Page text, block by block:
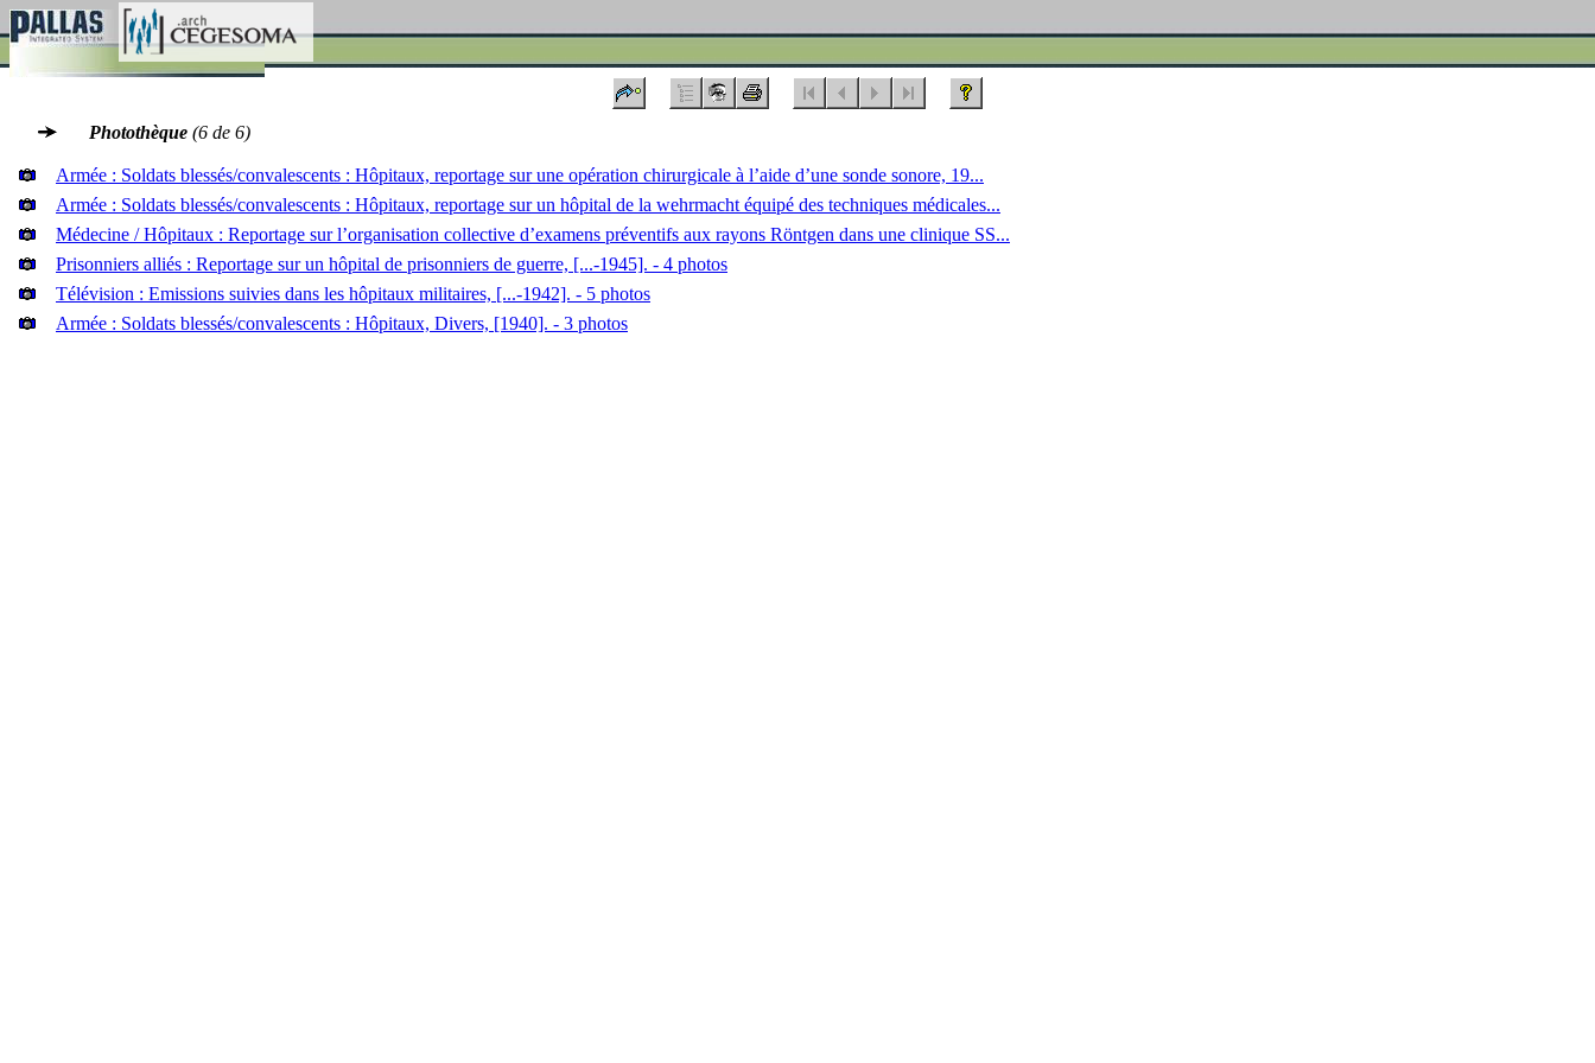
Photothèque (6 de 6)
Armée : Soldats blessés/convalescents : Hôpitaux, reportage sur une opération chirurgicale à l’aide d’une sonde sonore, 19...
Armée : Soldats blessés/convalescents : Hôpitaux, reportage sur un hôpital de la wehrmacht équipé des techniques médicales...
Médecine / Hôpitaux : Reportage sur l’organisation collective d’examens préventifs aux rayons Röntgen dans une clinique SS...
Prisonniers alliés : Reportage sur un hôpital de prisonniers de guerre, [...-1945]. - 4 photos
Télévision : Emissions suivies dans les hôpitaux militaires, [...-1942]. - 5 photos
Armée : Soldats blessés/convalescents : Hôpitaux, Divers, [1940]. - 3 photos